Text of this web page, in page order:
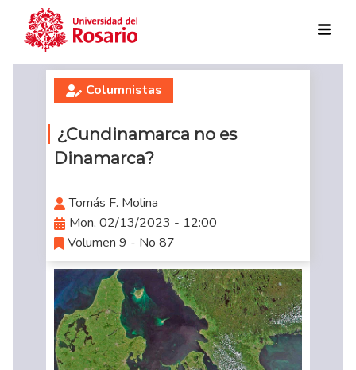
Skip to main content
Columnistas
¿Cundinamarca no es
Dinamarca?
Tomás F. Molina
Mon, 02/13/2023 - 12:00
Volumen 9 - No 87